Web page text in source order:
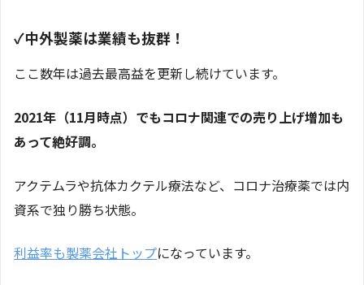
✓中外製薬は業績も抜群！
ここ数年は過去最高益を更新し続けています。
2021年（11月時点）でもコロナ関連での売り上げ増加も
あって絶好調。
アクテムラや抗体カクテル療法など、コロナ治療薬では内
資系で独り勝ち状態。
利益率も製薬会社トップになっています。